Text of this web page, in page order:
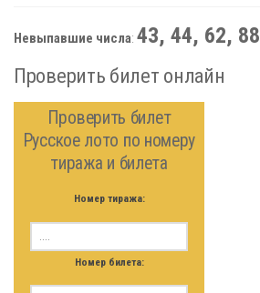
Невыпавшие числа: 43, 44, 62, 88
Проверить билет онлайн
Проверить билет
Русское лото по номеру
тиража и билета
Номер тиража:
Номер билета: